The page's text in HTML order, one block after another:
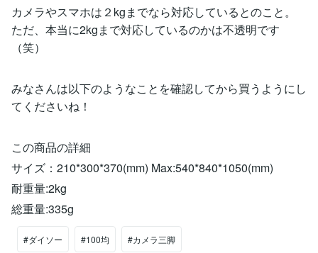
カメラやスマホは２kgまでなら対応しているとのこと。
ただ、本当に2kgまで対応しているのかは不透明です
（笑）
みなさんは以下のようなことを確認してから買うようにし
てくださいね！
この商品の詳細
サイズ：210*300*370(mm) Max:540*840*1050(mm)
耐重量:2kg
総重量:335g
#ダイソー #100均 #カメラ三脚